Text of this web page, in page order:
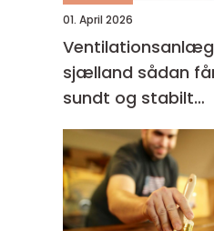
01. April 2026
Ventilationsanlæg
sjælland sådan får du et
sundt og stabilt
indeklima